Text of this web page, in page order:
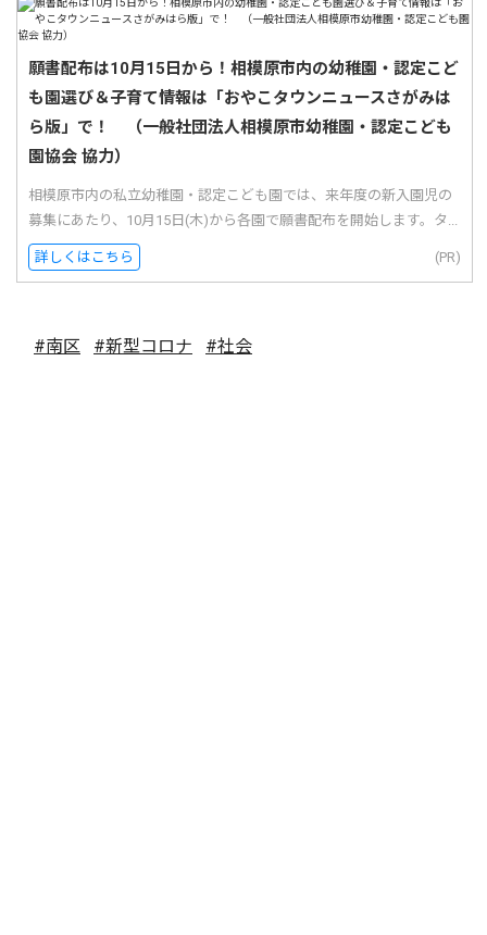
願書配布は10月15日から！相模原市内の幼稚園・認定こど
も園選び＆子育て情報は「おやこタウンニュースさがみは
ら版」で！ （一般社団法人相模原市幼稚園・認定こども
園協会 協力）
相模原市内の私立幼稚園・認定こども園では、来年度の新入園児の
募集にあたり、10月15日(木)から各園で願書配布を開始します。タ...
詳しくはこちら (PR)
#南区 #新型コロナ #社会